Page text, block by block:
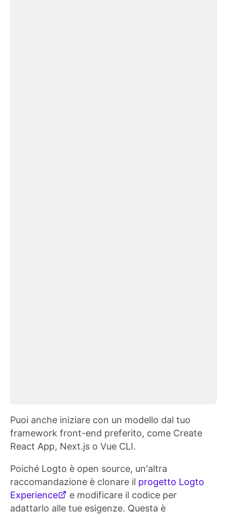
Puoi anche iniziare con un modello dal tuo
framework front-end preferito, come Create
React App, Next.js o Vue CLI.
Poiché Logto è open source, un'altra
raccomandazione è clonare il progetto Logto
Experience
e modificare il codice per
adattarlo alle tue esigenze. Questa è